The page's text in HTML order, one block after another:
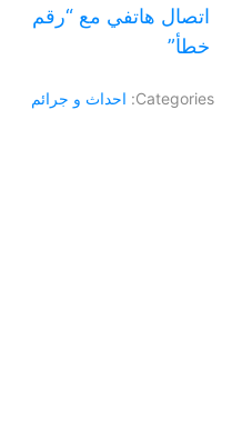
اتصال هاتفي مع “رقم
خطأ”
Categories: احداث و جرائم